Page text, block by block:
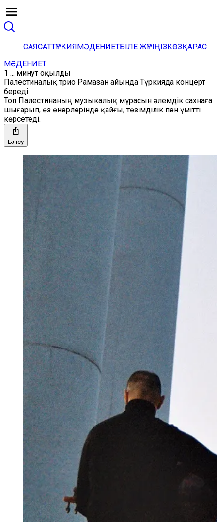
САЯСАТТҮРКИЯМӘДЕНИЕТБІЛЕ ЖҮРІҢІЗКӨЗҚАРАС
МӘДЕНИЕТ
1 ... минут оқылды
Палестиналық трио Рамазан айында Түркияда концерт
береді
Топ Палестинаның музыкалық мұрасын әлемдік сахнаға
шығарып, өз өнерлерінде қайғы, төзімділік пен үмітті
көрсетеді.
Бөлісу